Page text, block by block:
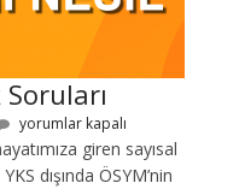
yorumlar kapalı
giren sayısal
dışında ÖSYM’nin